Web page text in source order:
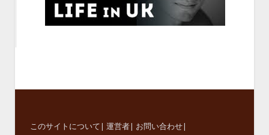
このサイトについて| 運営者| お問い合わせ|